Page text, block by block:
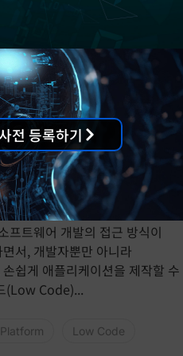
능한 Low Code Tool 6종
프트웨어 개발의 접근 방식이
서, 개발자뿐만 아니라
쉽게 애플리케이션을 제작할 수
(Low Code)...
Low Code
전 등록하기